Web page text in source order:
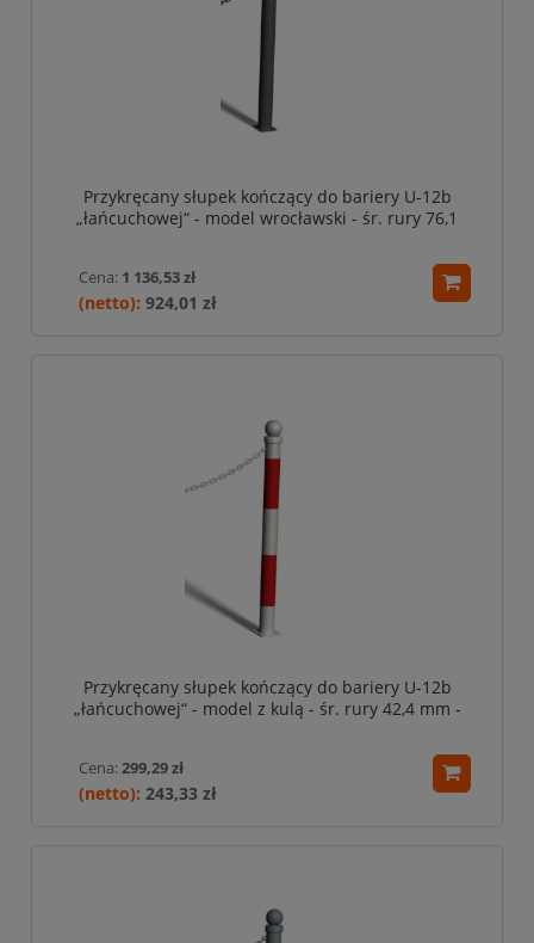
Przykręcany słupek kończący do bariery U-12b
„łańcuchowej“ - model wrocławski - śr. rury 76,1
Cena: 1 136,53 zł
924,01 zł
Przykręcany słupek kończący do bariery U-12b
„łańcuchowej“ - model z kulą - śr. rury 42,4 mm -
Cena: 299,29 zł
243,33 zł